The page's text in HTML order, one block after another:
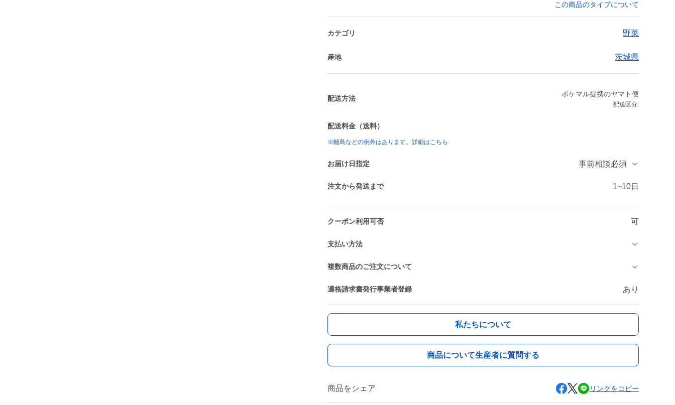
この商品のタイプについて
カテゴリ 野菜
産地 茨城県
配送方法
ポケマル提携のヤマト便
配送区分:
配送料金（送料）
※離島などの例外はあります。詳細はこちら
お届け日指定 事前相談必須
注文から発送まで 1~10日
クーポン利用可否 可
支払い方法
複数商品のご注文について
適格請求書発行事業者登録 あり
私たちについて
商品について生産者に質問する
商品をシェア リンクをコピー